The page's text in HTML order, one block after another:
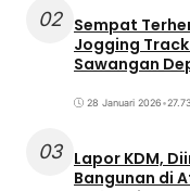
02 Sempat
Jogging
Sawangan
28 Januari 2026•
03 Lapor KDM,
Bangunan di